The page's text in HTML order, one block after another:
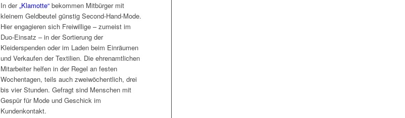
In der„Klamotte“bekommen Mitbürger mit
kleinem Geldbeutel günstig Second-Hand-Mode.
Hier engagieren sich Freiwillige – zumeist im
Duo-Einsatz – in der Sortierung der
Kleiderspenden oder im Laden beim Einräumen
und Verkaufen der Textilien. Die ehrenamtlichen
Mitarbeiter helfen in der Regel an festen
Wochentagen, teils auch zweiwöchentlich, drei
bis vier Stunden. Gefragt sind Menschen mit
Gespür für Mode und Geschick im
Kundenkontakt.